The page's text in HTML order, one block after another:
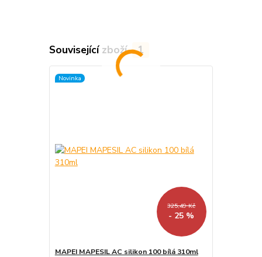
Související zboží 1
Novinka
325,49 Kč
- 25 %
MAPEI MAPESIL AC silikon 100 bílá 310ml